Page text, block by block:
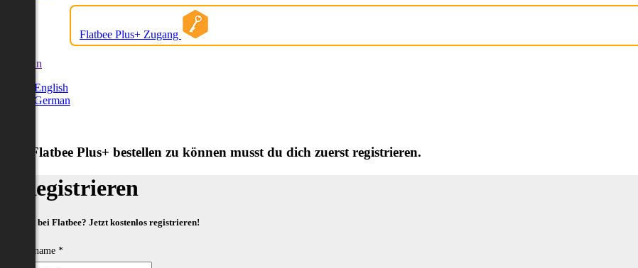
Flatbee Plus+ Zugang
German
English
German
Um Flatbee Plus+ bestellen zu können musst du dich zuerst registrieren.
Registrieren
Neu bei Flatbee? Jetzt kostenlos registrieren!
Vorname *